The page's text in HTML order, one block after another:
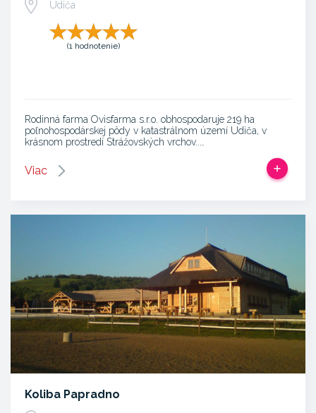
Udiča
(1 hodnotenie)
Rodinná farma Ovisfarma s.r.o. obhospodaruje 219 ha
poľnohospodárskej pôdy v katastrálnom území Udiča, v
krásnom prostredí Strážovských vrchov..…
Viac
Koliba Papradno